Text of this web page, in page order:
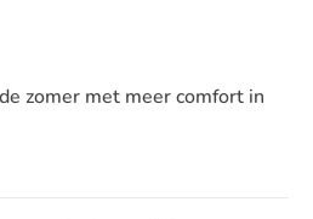
zomer met meer comfort in